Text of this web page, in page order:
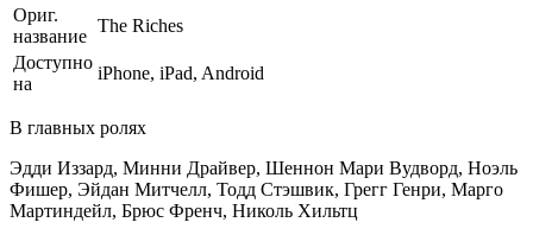
Ориг.
название
The Riches
Доступно
на
iPhone, iPad, Android
В главных ролях
Эдди Иззард, Минни Драйвер, Шеннон Мари Вудворд, Ноэль
Фишер, Эйдан Митчелл, Тодд Стэшвик, Грегг Генри, Марго
Мартиндейл, Брюс Френч, Николь Хильтц